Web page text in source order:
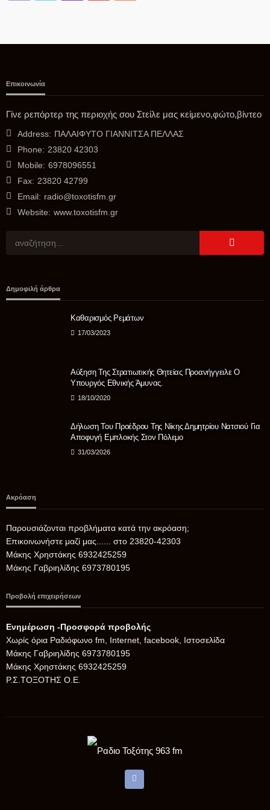
ΑΓΡΟΤΙΚΆ
Κοινοβουλευτική ερώτηση του Διονύση Σταμενίτη για τα
Θρίλερ με τον θάνατο 68χρονου στις Σέρρες- Συνεχίζονται οι
Επικοινωνία
Γίνε ρεπόρτερ της περιοχής σου Στείλε μας κείμενο,φώτο,βίντεο
Address: ΠΑΛΑΙΦΥΤΟ ΓΙΑΝΝΙΤΣΑ ΠΕΛΛΑΣ
Phone: 23820 42303
Mobile: 6978096551
Fax: 23820 42799
Email: radio@toxotisfm.gr
Website: www.toxotisfm.gr
Δημοφιλή άρθρα
Καθαρισμός Ρεμάτων
17/03/2023
Αύξηση Της Στρατιωτικής Θητείας Προανήγγειλε Ο
Υπουργός Εθνικής Άμυνας.
18/10/2020
Δήλωση Του Προέδρου Της Νίκης Δημητρίου Νατσιού Για
Αποφυγή Εμπλοκής Στον Πόλεμο
31/03/2026
Ακρόαση
Παρουσιάζονται προβλήματα κατά την ακρόαση;
Επικοινωνήστε μαζί μας...... στο 23820-42303
Μάκης Χρηστάκης 6932425259
Μάκης Γαβριηλίδης 6973780195
Προβολή επιχειρήσεων
Ενημέρωση -Προσφορά προβολής
Xωρίς όρια Ραδιόφωνο fm, Internet, facebook, Ιστοσελίδα
Μάκης Γαβριηλίδης 6973780195
Μάκης Χρηστάκης 6932425259
Ρ.Σ.ΤΟΞΟΤΗΣ Ο.Ε.